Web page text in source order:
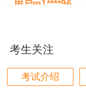
用户m1****96
三个字讲得好
用户85****06
考生关注
考试介绍